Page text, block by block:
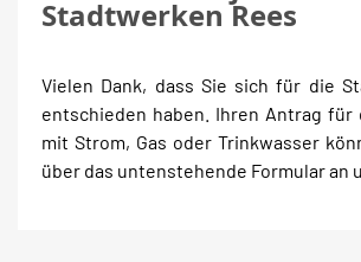
Stadtwerken Rees
Vielen Dank, dass Sie sich für die
entschieden haben. Ihren Antrag für
mit Strom, Gas oder Trinkwasser
über das untenstehende Formular an